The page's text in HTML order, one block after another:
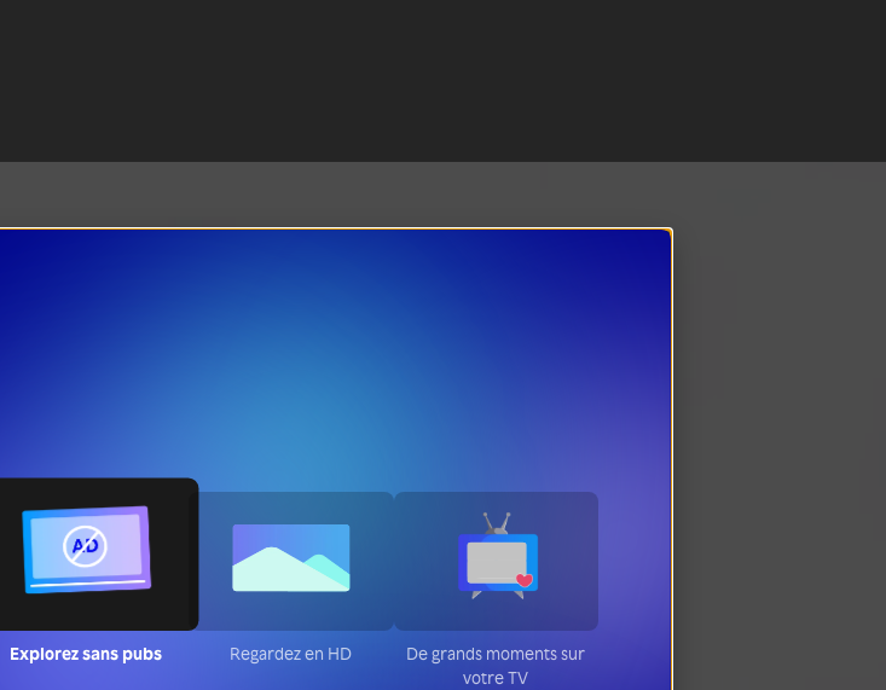
Explorez sans pubs Regardez en HD
De grands moments sur
votre TV